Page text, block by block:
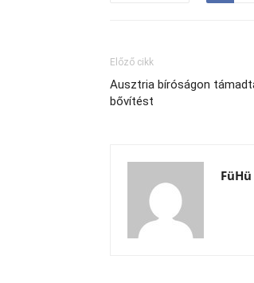
Előző cikk
Ausztria bíróságon
bővítést
FüHü